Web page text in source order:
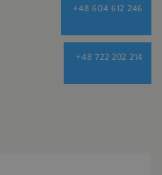
+48 604 612 246
+48 722 202 214